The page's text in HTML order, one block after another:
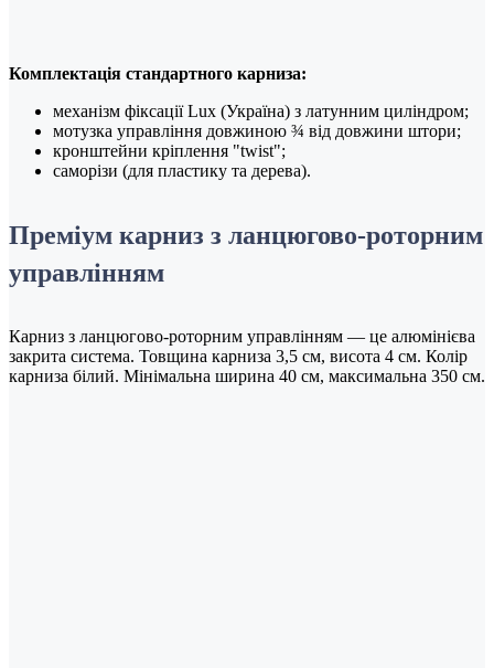
Комплектація стандартного карниза:
механізм фіксації Lux (Україна) з латунним циліндром;
мотузка управління довжиною ¾ від довжини штори;
кронштейни кріплення "twist";
саморізи (для пластику та дерева).
Преміум карниз з ланцюгово-роторним
управлінням
Карниз з ланцюгово-роторним управлінням — це алюмінієва
закрита система. Товщина карниза 3,5 см, висота 4 см. Колір
карниза білий. Мінімальна ширина 40 см, максимальна 350 см.